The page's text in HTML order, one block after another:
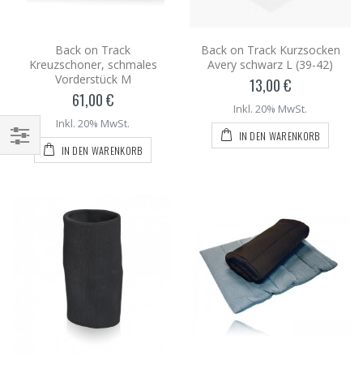
Back on Track
Kreuzschoner, schmales
Vorderstück M
61,00 €
Inkl. 20% MwSt.
IN DEN WARENKORB
Back on Track Kurzsocken
Avery schwarz L (39-42)
13,00 €
Inkl. 20% MwSt.
IN DEN WARENKORB